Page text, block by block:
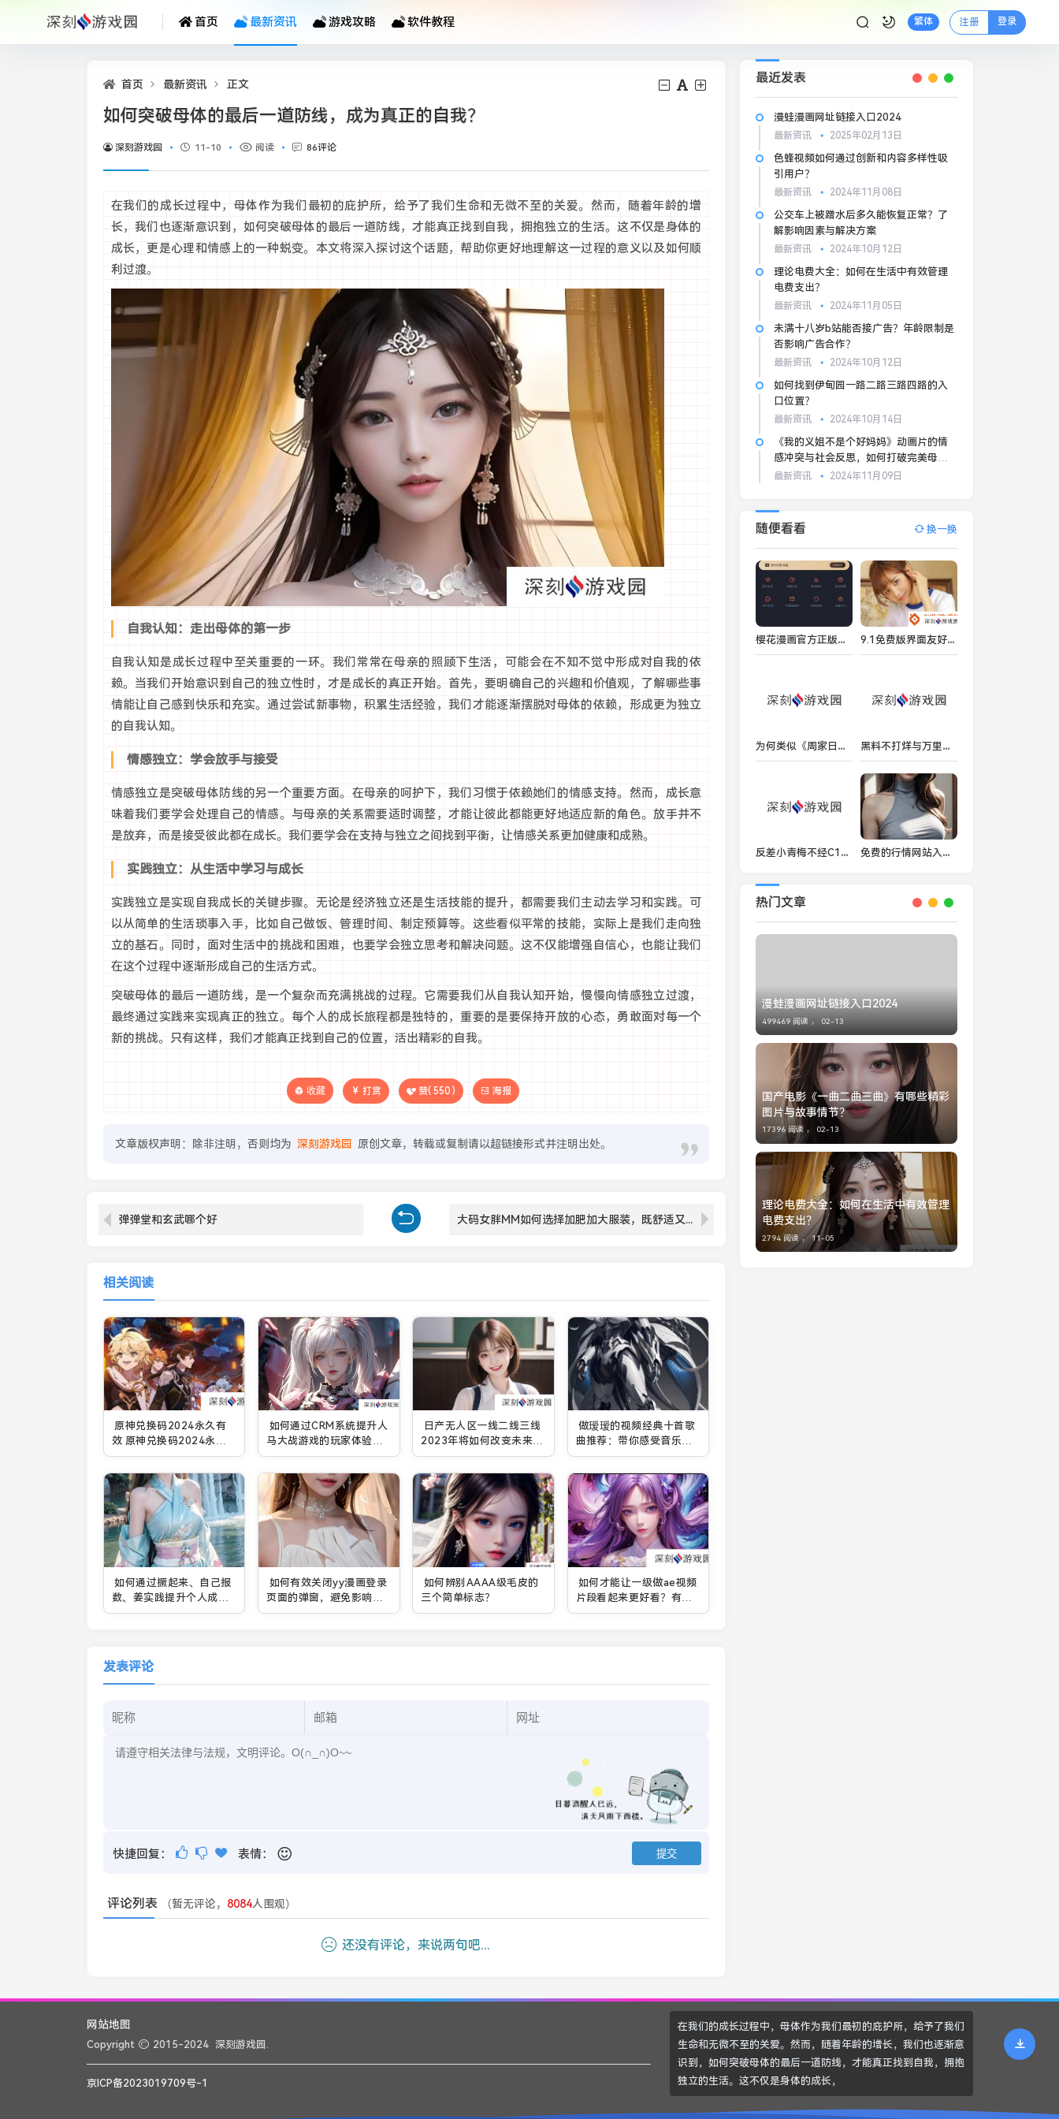
首页 最新资讯 游戏攻略 软件教程 繁体 注册 登录
首页 最新资讯 正文
如何突破母体的最后一道防线，成为真正的自我？
深刻游戏园 11-10 阅读 86评论
在我们的成长过程中，母体作为我们最初的庇护所，给予了我们生命和无微不至的关爱。然而，随着年龄的增
长，我们也逐渐意识到，如何突破母体的最后一道防线，才能真正找到自我，拥抱独立的生活。这不仅是身体的
成长，更是心理和情感上的一种蜕变。本文将深入探讨这个话题，帮助你更好地理解这一过程的意义以及如何顺
利过渡。
自我认知：走出母体的第一步
自我认知是成长过程中至关重要的一环。我们常常在母亲的照顾下生活，可能会在不知不觉中形成对自我的依
赖。当我们开始意识到自己的独立性时，才是成长的真正开始。首先，要明确自己的兴趣和价值观，了解哪些事
情能让自己感到快乐和充实。通过尝试新事物，积累生活经验，我们才能逐渐摆脱对母体的依赖，形成更为独立
的自我认知。
情感独立：学会放手与接受
情感独立是突破母体防线的另一个重要方面。在母亲的呵护下，我们习惯于依赖她们的情感支持。然而，成长意
味着我们要学会处理自己的情感。与母亲的关系需要适时调整，才能让彼此都能更好地适应新的角色。放手并不
是放弃，而是接受彼此都在成长。我们要学会在支持与独立之间找到平衡，让情感关系更加健康和成熟。
实践独立：从生活中学习与成长
实践独立是实现自我成长的关键步骤。无论是经济独立还是生活技能的提升，都需要我们主动去学习和实践。可
以从简单的生活琐事入手，比如自己做饭、管理时间、制定预算等。这些看似平常的技能，实际上是我们走向独
立的基石。同时，面对生活中的挑战和困难，也要学会独立思考和解决问题。这不仅能增强自信心，也能让我们
在这个过程中逐渐形成自己的生活方式。
突破母体的最后一道防线，是一个复杂而充满挑战的过程。它需要我们从自我认知开始，慢慢向情感独立过渡，
最终通过实践来实现真正的独立。每个人的成长旅程都是独特的，重要的是要保持开放的心态，勇敢面对每一个
新的挑战。只有这样，我们才能真正找到自己的位置，活出精彩的自我。
收藏 打赏 赞( 550 ) 海报
文章版权声明：除非注明，否则均为 深刻游戏园 原创文章，转载或复制请以超链接形式并注明出处。
弹弹堂和玄武哪个好 大码女胖MM如何选择加肥加大服装，既舒适又时尚？
相关阅读
原神兑换码2024永久有
效 原神兑换码2024永久
有效大全一览
如何通过CRM系统提升人
马大战游戏的玩家体验和
战斗效率？
日产无人区一线二线三线
2023年将如何改变未来出
行模式？
做瑷瑷的视频经典十首歌
曲推荐：带你感受音乐与
情感的交织
如何通过撅起来、自己报
数、姜实践提升个人成长
能力？
如何有效关闭yy漫画登录
页面的弹窗，避免影响阅
读体验？
如何辨别AAAA级毛皮的
三个简单标志？
如何才能让一级做ae视频
片段看起来更好看？有哪
些实用技巧？
发表评论
快捷回复： 表情：
评论列表 （暂无评论， 8084人围观）
还没有评论，来说两句吧...
最近发表
漫蛙漫画网址链接入口2024
最新资讯 2025年02月13日
色蜂视频如何通过创新和内容多样性吸
引用户？
最新资讯 2024年11月08日
公交车上被蹭水后多久能恢复正常？了
解影响因素与解决方案
最新资讯 2024年10月12日
理论电费大全：如何在生活中有效管理
电费支出？
最新资讯 2024年11月05日
未满十八岁b站能否接广告？年龄限制是
否影响广告合作？
最新资讯 2024年10月12日
如何找到伊甸园一路二路三路四路的入
口位置？
最新资讯 2024年10月14日
《我的义姐不是个好妈妈》动画片的情
感冲突与社会反思，如何打破完美母亲
形象的偏见？
最新资讯 2024年11月09日
随便看看 换一换
樱花漫画官方正版入口在哪 樱花漫画2024防走失地址入口一览 9.1免费版界面友好网友：使用起来非常顺手轻松上手！
为何类似《周家日常3》中PH乔舒的角色如此吸引观众？ 黑料不打烊与万里长征传送门隐藏入口到底有什么关系？
反差小青梅不经C1v1，这是什么样的故事？ 免费的行情网站入口在哪里？如何快速找到您需要的投资信息？
热门文章
漫蛙漫画网址链接入口2024
499469 阅读 ， 02-13
国产电影《一曲二曲三曲》有哪些精彩
图片与故事情节？
17396 阅读 ， 02-13
理论电费大全：如何在生活中有效管理
电费支出？
2794 阅读 ， 11-05
网站地图
Copyright 2015-2024 深刻游戏园.
在我们的成长过程中，母体作为我们最初的庇护所，给予了我们
生命和无微不至的关爱。然而，随着年龄的增长，我们也逐渐意
识到，如何突破母体的最后一道防线，才能真正找到自我，拥抱
独立的生活。这不仅是身体的成长，
京ICP备2023019709号-1